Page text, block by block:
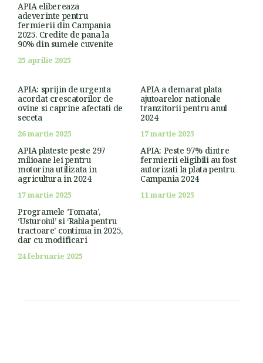
APIA elibereaza
adeverinte pentru
fermierii din Campania
2025. Credite de pana la
90% din sumele cuvenite
25 aprilie 2025
APIA: sprijin de urgenta
acordat crescatorilor de
ovine si caprine afectati de
seceta
26 martie 2025
APIA a demarat plata
ajutoarelor nationale
tranzitorii pentru anul
2024
17 martie 2025
APIA plateste peste 297
milioane lei pentru
motorina utilizata in
agricultura in 2024
17 martie 2025
APIA: Peste 97% dintre
fermierii eligibili au fost
autorizati la plata pentru
Campania 2024
11 martie 2025
Programele ‘Tomata’,
‘Usturoiul’ si ‘Rabla pentru
tractoare’ continua in 2025,
dar cu modificari
24 februarie 2025